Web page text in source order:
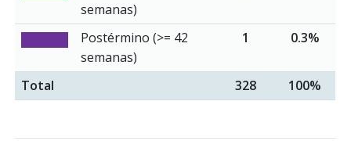
semanas)
Postérmino (>= 42
semanas)
1 0.3%
Total 328 100%